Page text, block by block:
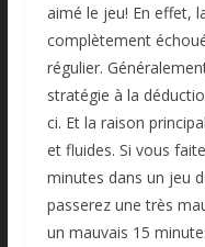
aimé le jeu! En effet,
complètement
régulier.
stratégie à la
ci. Et la raison
et fluides. Si vous
minutes dans un jeu
passerez une très
un mauvais 15